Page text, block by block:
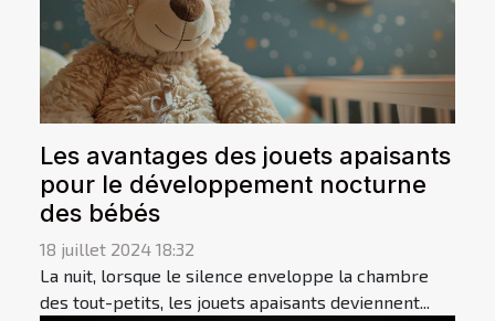
Les avantages des jouets apaisants
pour le développement nocturne
des bébés
18 juillet 2024 18:32
La nuit, lorsque le silence enveloppe la chambre
des tout-petits, les jouets apaisants deviennent...